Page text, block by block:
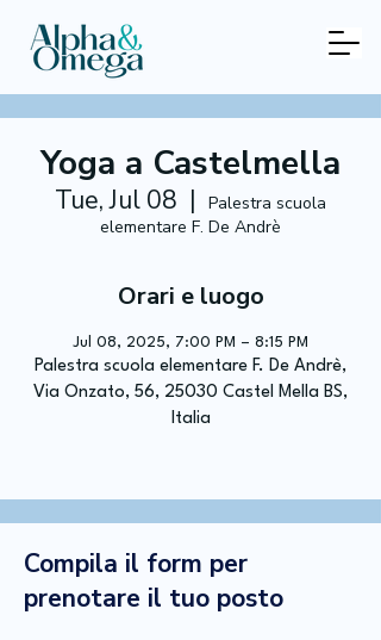
Yoga a Castelmella
Tue, Jul 08
  |
Palestra scuola
elementare F. De Andrè
Orari e luogo
Jul 08, 2025, 7:00 PM – 8:15 PM
Palestra scuola elementare F. De Andrè,
Via Onzato, 56, 25030 Castel Mella BS,
Italia
Compila il form per
prenotare il tuo posto